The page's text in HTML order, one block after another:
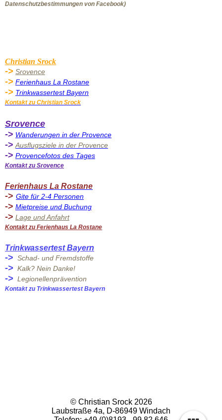
Datenschutzbestimmungen von Facebook)
Christian Srock
-> Srovence
-> Ferienhaus La Rostane
-> Trinkwassertest Bayern
Kontakt zu Christian Srock
Srovence
-> Wanderungen in der Provence
-> Ausflugsziele in der Provence
-> Provencefotos des Tages
Kontakt zu Srovence
Ferienhaus La Rostane
-> Gite für 2-4 Personen
-> Mietpreise und Buchung
-> Lage und Anfahrt
Kontakt zu Ferienhaus La Rostane
Trinkwassertest Bayern
-> Schad- und Fremdstoffe
-> Kalk? Nein Danke!
-> Legionellenprävention
Kontakt zu Trinkwassertest Bayern
© Christian Srock 2026
Laubstraße 4a, D-86949 Windach